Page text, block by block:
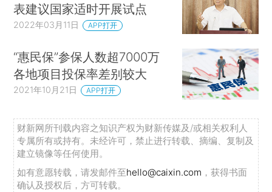
表建议国家适时开展试点
2022年03月11日 APP打开
“惠民保”参保人数超7000万
各地项目投保率差别较大
2021年10月21日 APP打开
财新网所刊载内容之知识产权为财新传媒及/或相关权利人
专属所有或持有。未经许可，禁止进行转载、摘编、复制及
建立镜像等任何使用。
如有意愿转载，请发邮件至hello@caixin.com ，获得书面
确认及授权后，方可转载。